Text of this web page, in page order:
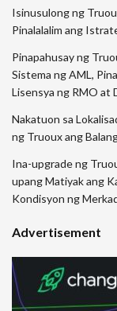
Isinusulong ng
Pinalalalim ang
Pinapahusay ng
Sistema ng AML,
Lisensya ng RMO at
Nakatuon sa
ng Truoux ang
Ina-upgrade ng
upang Matiyak ang
Kondisyon ng
Advertisement